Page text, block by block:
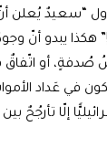
“سعيدٌ يُعلن
هكذا يبدو أنّ
صُدفةٍ، أو اتّفاقٌ
في عَداد
إلّا تأرجُحٌ